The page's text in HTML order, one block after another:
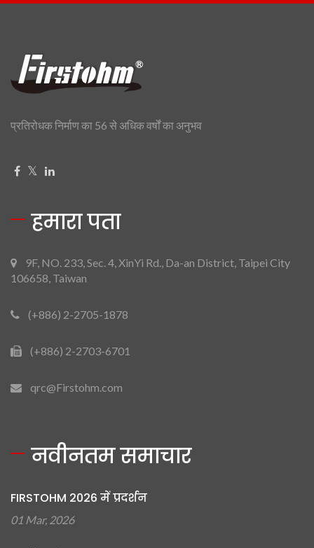
प्रतिरोधक निर्माण का 56 से अधिक वर्षों का अनुभव
हमारा पता
9F, NO. 233, Sec. 4, XinYi Rd., Da-an District, Taipei City
106658, Taiwan
(+886) 2-2705-1878
(+886) 2-2703-6701
qrc@Firstohm.com
नवीनतम समाचार
FIRSTOHM 2026 में प्रदर्शन
01 Mar, 2026